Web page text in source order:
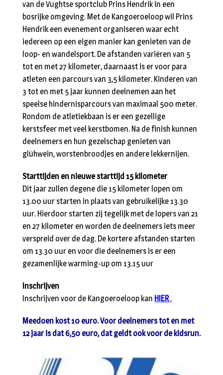
van de Vughtse sportclub Prins Hendrik in een
bosrijke omgeving. Met de Kangoeroeloop wil Prins
Hendrik een evenement organiseren waar echt
iedereen op een eigen manier kan genieten van de
loop- en wandelsport. De afstanden variëren van 5
tot en met 27 kilometer, daarnaast is er voor para
atleten een parcours van 3,5 kilometer. Kinderen van
3 tot en met 5 jaar kunnen deelnemen aan het
speelse hindernisparcours van maximaal 500 meter.
Rondom de atletiekbaan is er een gezellige
kerstsfeer met veel kerstbomen. Na de finish kunnen
deelnemers en hun gezelschap genieten van
glühwein, worstenbroodjes en andere lekkernijen.
Starttijden en nieuwe starttijd 15 kilometer
Dit jaar zullen degene die 15 kilometer lopen om
13.00 uur starten in plaats van gebruikelijke 13.30
uur. Hierdoor starten zij tegelijk met de lopers van 21
en 27 kilometer en worden de deelnemers iets meer
verspreid over de dag. De kortere afstanden starten
om 13.30 uur en voor die deelnemers is er een
gezamenlijke warming-up om 13.15 uur
Inschrijven
Inschrijven voor de Kangoeroeloop kan HIER.
Meedoen kost 10 euro. Voor deelnemers tot en met
12 jaar is dat 6,50 euro, dat geldt ook voor de kidsrun.